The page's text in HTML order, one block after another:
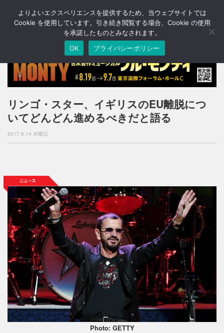
T
o
n
a
v
g
o
リンゴ・スター、イギリスのEU離脱につ
いてどんどん進めるべきだと語る
2017.9.14 木曜日
Photo: GETTY
よりよいエクスペリエンスを提供するため、当ウェブサイトでは
Cookie を使用しています。引き続き閲覧する場合、Cookie の使用
を承諾したものとみなされます。
OK
プライバシーポリシー